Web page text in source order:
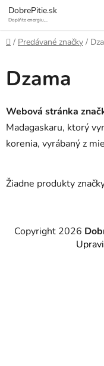
Prejsť
na
obsah
DobrePitie.sk
Doplňte energiu,
Domov
/ Predávané značky /
Dzama
Webová stránka
Madagaskaru, ktorý
korenia, vyrábaný z
Žiadne produkty
Copyright 2026